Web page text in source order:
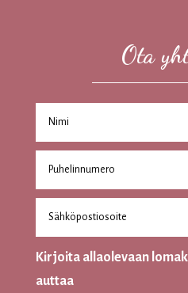
Ota
Kirjoita allaolevaan
auttaa